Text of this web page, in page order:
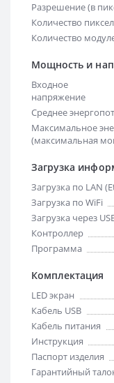
Разрешение (в
Количество
Количество
Мощность и
Входное
напряжение
Среднее
Максимальное
(максимальная
Загрузка
Загрузка по LAN
Загрузка по WiFi
Загрузка через
Контроллер
Программа
Комплектация
LED экран
Кабель USB
Кабель питания
Инструкция
Паспорт изделия
Гарантийный